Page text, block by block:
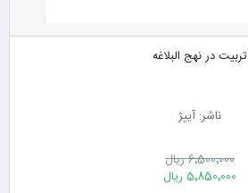
تربیت در نهج البلاغه
ناشر: آییژ
6٬500٬000 ریال
5٬850٬000 ریال